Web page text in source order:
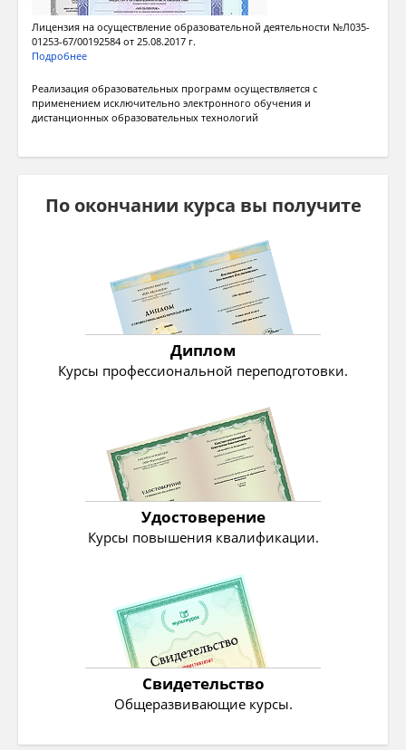
Лицензия на осуществление образовательной деятельности №Л035-
01253-67/00192584 от 25.08.2017 г.
Подробнее
Реализация образовательных программ осуществляется с
применением исключительно электронного обучения и
дистанционных образовательных технологий
По окончании курса вы получите
Диплом
Курсы профессиональной переподготовки.
Удостоверение
Курсы повышения квалификации.
Свидетельство
Общеразвивающие курсы.